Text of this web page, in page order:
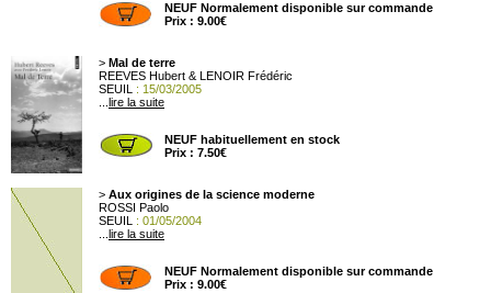
NEUF Normalement disponible sur commande
Prix : 9.00€
> Mal de terre
REEVES Hubert & LENOIR Frédéric
SEUIL
: 15/03/2005
lire la suite
NEUF habituellement en stock
Prix : 7.50€
> Aux origines de la science moderne
ROSSI Paolo
SEUIL
: 01/05/2004
lire la suite
NEUF Normalement disponible sur commande
Prix : 9.00€